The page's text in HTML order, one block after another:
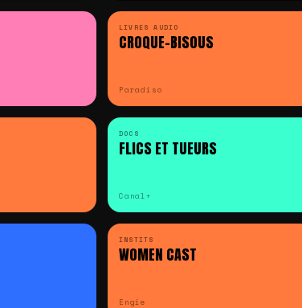
LIVRES AUDIO
CROQUE-BISOUS
Paradiso
DOCS
FLICS ET TUEURS
Canal+
INSTITS
WOMEN CAST
Engie